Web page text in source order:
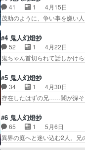
技が神がかってた。あとは…
い！いや嘘じゃないけどほ…
顔も良いしかわいいな普通
「そうなるよなーっ、復讐
ワンクールで描き切るんだ
うにスッと入ってきた…単
しかと見届けましたとはい
まれる鬼もあるんだ自分が…
41 1
4月15日
茂助のように、争い事を嫌
味方をする鬼がいた。甚夜
い葛野編が1話でまとまって
で面白いですよね。甚太と
ということは父か。あるい
てフラグかとドキドキした…
男は惨殺、女はさらう、…
つけのそば屋で辻斬り…
#4 鬼人幻燈抄
52 1
4月22日
鬼ちゃん首切られて話しか
に人間を殺めてしまってい
2番目にヒトを殺しているの
内容複雑でヤバイアニメだ
（前々回）ぶりの再会と同
と思わしき鬼へ怒りのあま
緯も、その結果愛していた…
キャラ来ましたね最後 …
#5 鬼人幻燈抄
34 1
4月30日
存在したはずの兄……闇が
ピソードの作り込みに対し
麦屋まだ出てくるんか。兄
いたっておかしくはないだ
監督のOVA『妖魔』を思い
#6 鬼人幻燈抄
65 1
5月6日
異界の庭へと迷い込む2人
回以降で私のオススメはア